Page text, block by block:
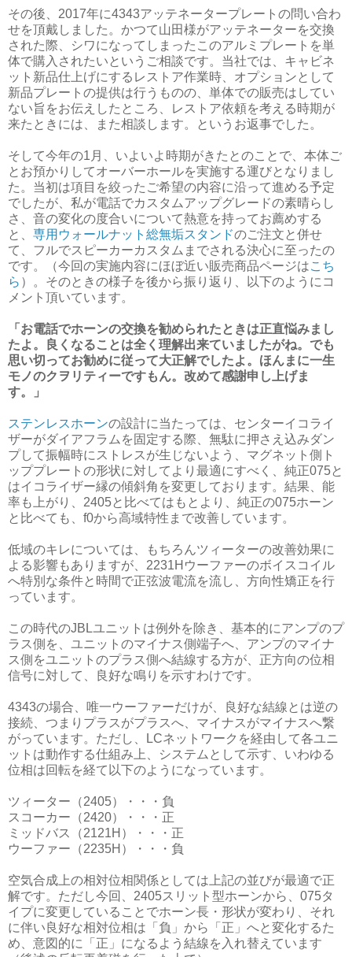
その後、2017年に4343アッテネータープレートの問い合わ
せを頂戴しました。かつて山田様がアッテネーターを交換
された際、シワになってしまったこのアルミプレートを単
体で購入されたいというご相談です。当社では、キャビネ
ット新品仕上げにするレストア作業時、オプションとして
新品プレートの提供は行うものの、単体での販売はしてい
ない旨をお伝えしたところ、レストア依頼を考える時期が
来たときには、また相談します。というお返事でした。
そして今年の1月、いよいよ時期がきたとのことで、本体ご
とお預かりしてオーバーホールを実施する運びとなりまし
た。当初は項目を絞ったご希望の内容に沿って進める予定
でしたが、私が電話でカスタムアップグレードの素晴らし
さ、音の変化の度合いについて熱意を持ってお薦めする
と、 専用ウォールナット総無垢スタンドのご注文と併せ
て、フルでスピーカーカスタムまでされる決心に至ったの
です。（今回の実施内容にほぼ近い販売商品ページはこち
ら ）。そのときの様子を後から振り返り、以下のようにコ
メント頂いています。
「お電話でホーンの交換を勧められたときは正直悩みまし
たよ。良くなることは全く理解出来ていましたがね。でも
思い切ってお勧めに従って大正解でしたよ。ほんまに一生
モノのクヲリティーですもん。改めて感謝申し上げま
す。」
ステンレスホーンの設計に当たっては、センターイコライ
ザーがダイアフラムを固定する際、無駄に押さえ込みダン
プして振幅時にストレスが生じないよう、マグネット側ト
ッププレートの形状に対してより最適にすべく、純正075と
はイコライザー縁の傾斜角を変更しております。結果、能
率も上がり、2405と比べてはもとより、純正の075ホーン
と比べても、f0から高域特性まで改善しています。
低域のキレについては、もちろんツィーターの改善効果に
よる影響もありますが、2231Hウーファーのボイスコイル
へ特別な条件と時間で正弦波電流を流し、方向性矯正を行
っています。
この時代のJBLユニットは例外を除き、基本的にアンプのプ
ラス側を、ユニットのマイナス側端子へ、アンプのマイナ
ス側をユニットのプラス側へ結線する方が、正方向の位相
信号に対して、良好な鳴りを示すわけです。
4343の場合、唯一ウーファーだけが、良好な結線とは逆の
接続、つまりプラスがプラスへ、マイナスがマイナスへ繋
がっています。ただし、LCネットワークを経由して各ユニ
ットは動作する仕組み上、システムとして示す、いわゆる
位相は回転を経て以下のようになっています。
ツィーター（2405）・・・負
スコーカー（2420）・・・正
ミッドバス（2121H）・・・正
ウーファー（2235H）・・・負
空気合成上の相対位相関係としては上記の並びが最適で正
解です。ただし今回、2405スリット型ホーンから、075タ
イプに変更していることでホーン長・形状が変わり、それ
に伴い良好な相対位相は「負」から「正」へと変化するた
め、意図的に「正」になるよう結線を入れ替えています